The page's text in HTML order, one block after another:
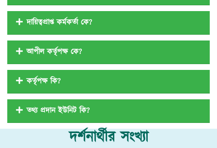
দায়িত্বপ্রাপ্ত কর্মকর্তা কে?
আপীল কর্তৃপক্ষ কে?
কর্তৃপক্ষ কি?
তথ্য প্রদান ইউনিট কি?
দর্শনার্থীর সংখ্যা